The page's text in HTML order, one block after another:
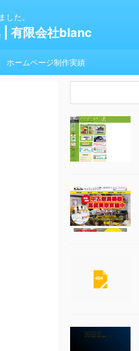
た。
| 有限会社blanc
ホームページ制作実績